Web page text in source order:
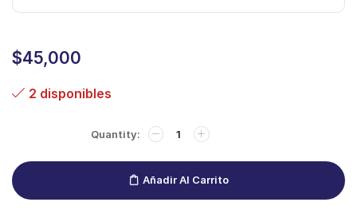
$45,000
2 disponibles
Añadir Al Carrito